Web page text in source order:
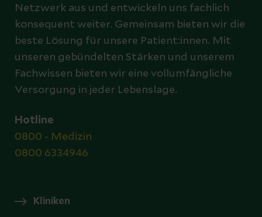
Netzwerk aus und entwickeln uns fachlich
konsequent weiter. Gemeinsam bieten wir die
beste Lösung für unsere Patient:innen. Mit
unseren gebündelten Stärken und unserem
Fachwissen bieten wir eine vollumfängliche
Versorgung in jeder Lebenslage.
Hotline
0800 - Medizin
0800 6334946
Kliniken